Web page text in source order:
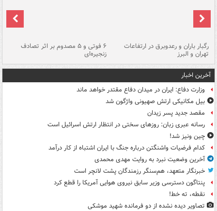
رگبار باران و رعدوبرق در ارتفاعات
تهران و البرز
۶ فوتی و ۵ مصدوم بر اثر تصادف
زنجیره‌ای
آخرین اخبار
وزارت دفاع: ایران در میدان دفاع مقتدر خواهد ماند
بیل مکانیکی ارتش صهیونی واژگون شد
مقصد جدید پسر زیدان
رسانه عبری زبان: روزهای سختی در انتظار ارتش اسرائیل است
چین ونیز شد!
کدام فرضیات واشنگتن درباره جنگ با ایران اشتباه از کار درآمد
آخرین وضعیت نبرد به روایت مهدی محمدی
خبرنگار متعهد، هم‌سنگر رزمندگان پشت لانچر است
پنتاگون دسترسی وزیر سابق نیروی هوایی آمریکا را قطع کرد
نقطه، ته خط!
تصاویر دیده‌ نشده از دو فرمانده شهید موشکی